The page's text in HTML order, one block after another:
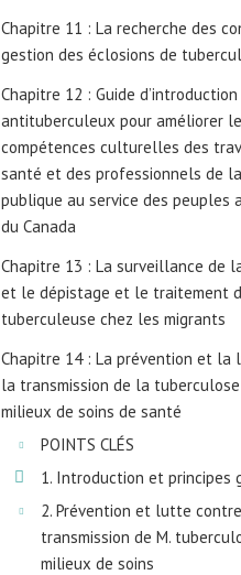
Chapitre 11 : La recherche des
gestion des éclosions de
Chapitre 12 : Guide
antituberculeux pour améliorer
compétences culturelles des
santé et des professionnels de
publique au service des peuples
du Canada
Chapitre 13 : La surveillance de
et le dépistage et le traitement
tuberculeuse chez les migrants
Chapitre 14 : La prévention et la
la transmission de la
milieux de soins de santé
POINTS CLÉS
1. Introduction et principes
2. Prévention et lutte
transmission de M.
milieux de soins